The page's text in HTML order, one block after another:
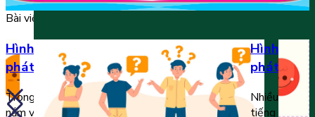
Bài viết liên quan
Hình chữ nhật tiếng Anh là gì? Cách
phát âm & sử dụng
Trong bài viết dưới đây, thầy cô muốn giúp trẻ
nắm vững và trả lời được câu hỏi “hình chữ nhật
Hình
phát âm
Nhiều bé tỏ
tiếng Anh là